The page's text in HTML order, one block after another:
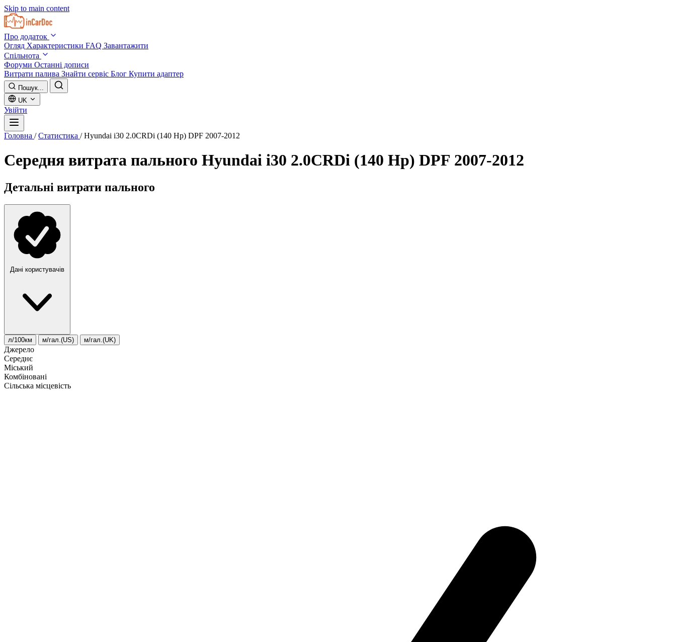
Skip to main content
Про додаток
Огляд Характеристики FAQ Завантажити
Спільнота
Форуми Останні дописи
Витрати палива Знайти сервіс Блог Купити адаптер
Пошук...
UK
Увійти
Головна / Статистика / Hyundai i30 2.0CRDi (140 Hp) DPF 2007-2012
Середня витрата пального Hyundai i30 2.0CRDi (140 Hp) DPF 2007-2012
Детальні витрати пального
Дані користувачів
л/100км м/гал.(US) м/гал.(UK)
Джерело
Середнє
Міський
Комбіновані
Сільська місцевість